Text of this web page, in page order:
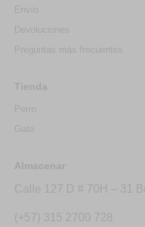
Envío
Devoluciones
Preguntas más frecuentes
Tienda
Perro
Gato
Almacenar
Calle 127 D # 70H – 31
(+57) 315 2700 728